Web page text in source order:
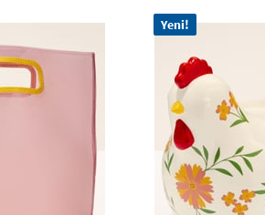
Yeni!